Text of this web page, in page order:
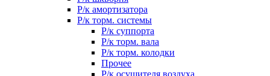
Р/к амортизатора
Р/к торм. системы
Р/к суппорта
Р/к торм. вала
Р/к торм. колодки
Прочее